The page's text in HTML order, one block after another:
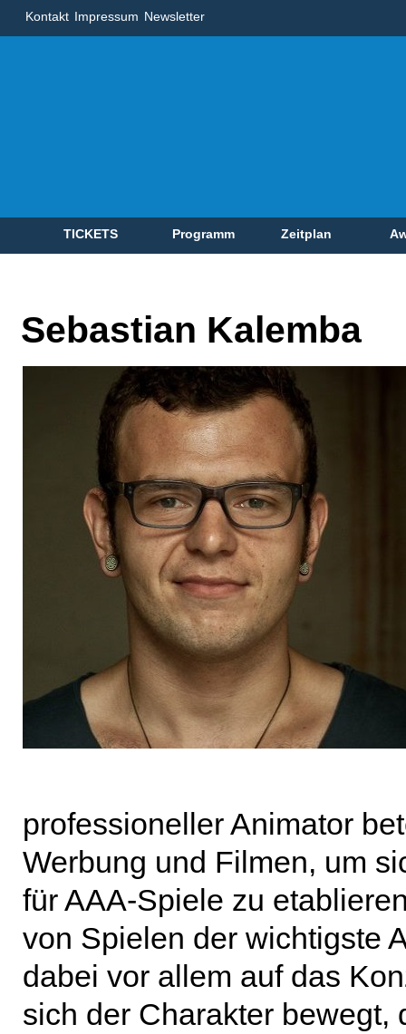
Kontakt Impressum Newsletter
TICKETS Programm Zeitplan
Sebastian Kalemba
professioneller Animator
Werbung und Filmen, um
für AAA-Spiele zu
von Spielen der wichtigste
dabei vor allem auf das
sich der Charakter bewegt,